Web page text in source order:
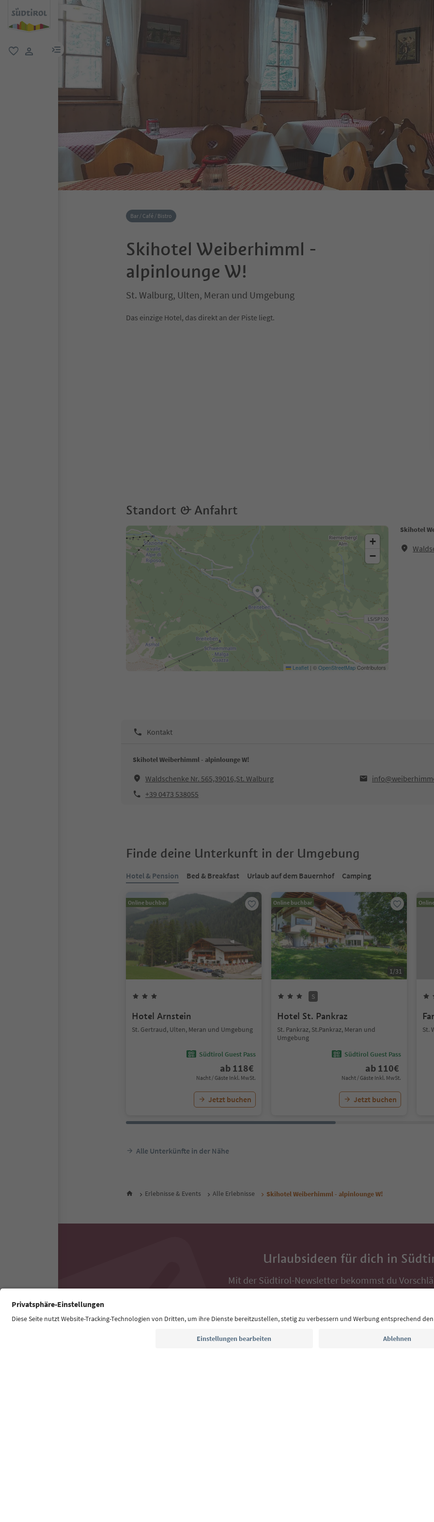
menu link
Bar / Café / Bistro
Skihotel Weiberhimml -
alpinlounge W!
St. Walburg, Ulten, Meran und Umgebung
Das einzige Hotel, das direkt an der Piste liegt.
Standort & Anfahrt
Skihotel
+
−
Leaflet | ©OpenStreetMapContributors
Kontakt
Skihotel Weiberhimml - alpinlounge W!
Waldschenke Nr. 565,39016,St. Walburg
+39 0473 538055
Finde deine Unterkunft in der Umgebung
Hotel & Pension Bed & Breakfast Urlaub auf dem Bauernhof Camping
Online buchbar
Hotel Arnstein
St. Gertraud, Ulten, Meran und Umgebung
Südtirol Guest Pass
ab 118€
Nacht / Gäste Inkl. MwSt.
Jetzt buchen
Online buchbar
1/31
S
Hotel St. Pankraz
St. Pankraz, St.Pankraz, Meran und
Umgebung
Südtirol Guest Pass
ab 110€
Nacht / Gäste Inkl. MwSt.
Jetzt buchen
St.
Alle Unterkünfte in der Nähe
Erlebnisse & Events Alle Erlebnisse Skihotel Weiberhimml - alpinlounge W!
Urlaubsideen für dich in
Mit der Südtirol-Newsletter bekommst du
Auszeit, Veranstaltungs-Tipps und typische
E-Mail Adresse